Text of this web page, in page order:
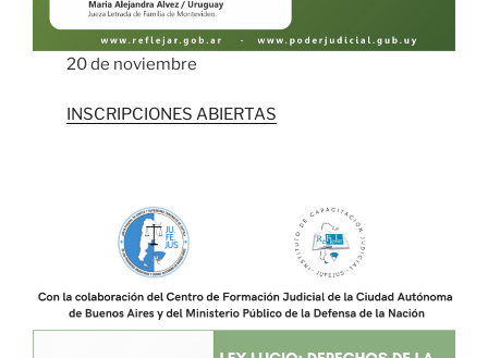
20 de noviembre
INSCRIPCIONES ABIERTAS